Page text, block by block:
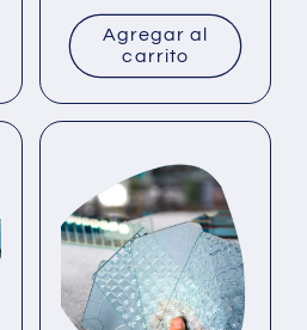
habitual
Agregar al
carrito